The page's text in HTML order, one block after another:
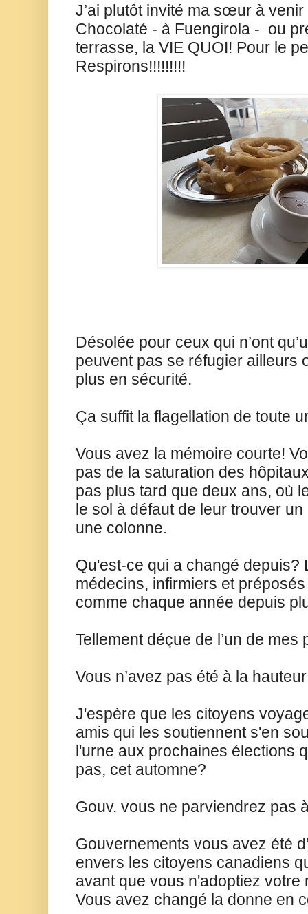
J’ai plutôt invité ma sœur à
Chocolaté - à Fuengirola - ou
terrasse, la VIE QUOI! Pour le
Respirons!!!!!!!!!
Désolée pour ceux qui n’ont
peuvent pas se réfugier ailleurs
plus en sécurité.
Ça suffit la flagellation de toute
Vous avez la mémoire courte!
pas de la saturation des
pas plus tard que deux ans, où
le sol à défaut de leur trouver
une colonne.
Qu'est-ce qui a changé depuis?
médecins, infirmiers et
comme chaque année depuis
Tellement déçue de l’un de mes
Vous n’avez pas été à la
J'espère que les citoyens
amis qui les soutiennent s'en
l'urne aux prochaines élections
pas, cet automne?
Gouv. vous ne parviendrez pas
Gouvernements vous avez été
envers les citoyens canadiens
avant que vous n'adoptiez votre
Vous avez changé la donne en